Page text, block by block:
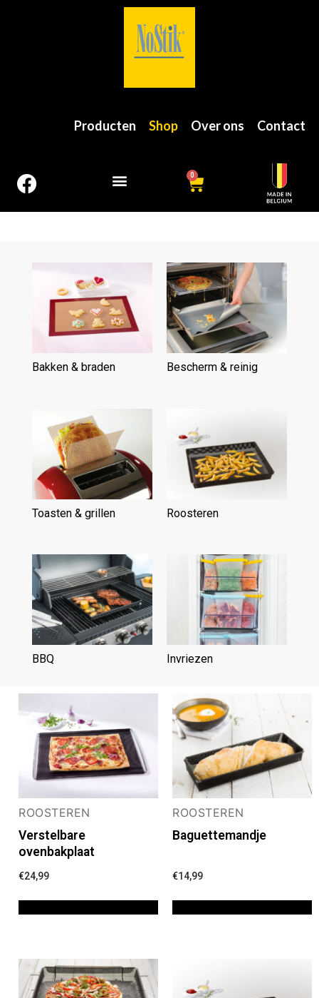
Producten Shop Over ons Contact
0
Bakken & braden Bescherm & reinig
Toasten & grillen Roosteren
BBQ Invriezen
ROOSTEREN
Verstelbare
ovenbakplaat
€24,99
ROOSTEREN
Baguettemandje
€14,99